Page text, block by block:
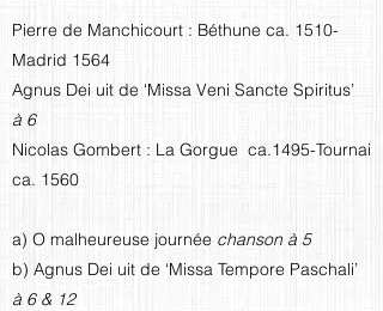
Pierre de Manchicourt : Béthune ca. 1510-
Madrid 1564
Agnus Dei uit de ‘Missa Veni Sancte Spiritus’
à 6
Nicolas Gombert : La Gorgue ca.1495-Tournai
ca. 1560
a) O malheureuse journée chanson à 5
b) Agnus Dei uit de ‘Missa Tempore Paschali’
à 6 & 12